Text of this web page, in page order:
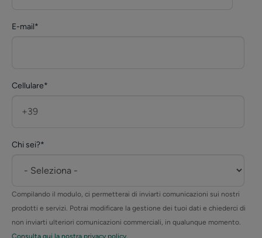
E-mail*
Cellulare*
Chi sei?*
Compilando il modulo, ci permetterai di inviarti comunicazioni sui nostri
prodotti e servizi. Potrai modificare la gestione dei tuoi dati e chiederci di
non inviarti ulteriori comunicazioni commerciali, in qualunque momento.